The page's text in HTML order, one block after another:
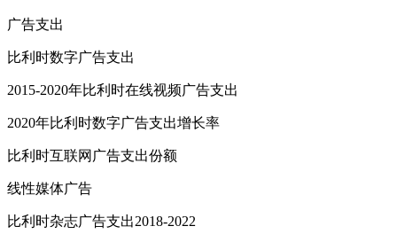
广告支出
比利时数字广告支出
2015-2020年比利时在线视频广告支出
2020年比利时数字广告支出增长率
比利时互联网广告支出份额
线性媒体广告
比利时杂志广告支出2018-2022